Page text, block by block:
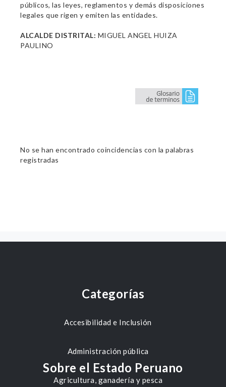
públicos, las leyes, reglamentos y demás disposiciones
legales que rigen y emiten las entidades.
ALCALDE DISTRITAL: MIGUEL ANGEL HUIZA
PAULINO
No se han encontrado coincidencias con la palabras
registradas
Categorías
Accesibilidad e Inclusión
Administración pública
Agricultura, ganadería y pesca
Sobre el Estado Peruano